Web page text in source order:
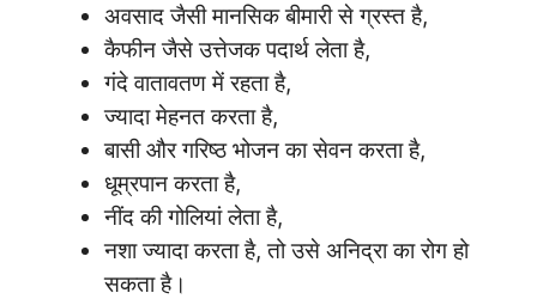
अवसाद जैसी मानसिक बीमारी से ग्रस्त है,
कैफीन जैसे उत्तेजक पदार्थ लेता है,
गंदे वातावतण में रहता है,
ज्यादा मेहनत करता है,
बासी और गरिष्ठ भोजन का सेवन करता है,
धूम्रपान करता है,
नींद की गोलियां लेता है,
नशा ज्यादा करता है, तो उसे अनिद्रा का रोग हो
सकता है।